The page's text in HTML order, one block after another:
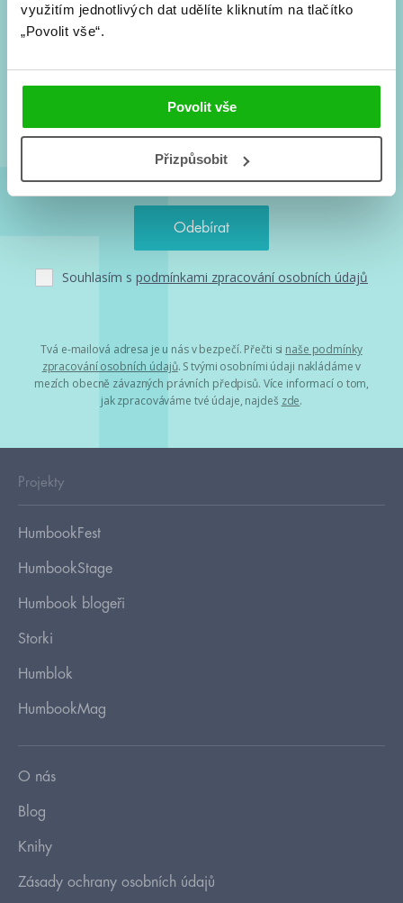
využitím jednotlivých dat udělíte kliknutím na tlačítko
„Povolit vše“.
Povolit vše
Přizpůsobit
#HumbookNews
Souhlasím s podmínkami zpracování osobních údajů
Tvá e-mailová adresa je u nás v bezpečí. Přečti si naše podmínky
zpracování osobních údajů. S tvými osobními údaji nakládáme v
mezích obecně závazných právních předpisů. Více informací o tom,
jak zpracováváme tvé údaje, najdeš zde.
Projekty
HumbookFest
HumbookStage
Humbook blogeři
Storki
Humblok
HumbookMag
O nás
Blog
Knihy
Zásady ochrany osobních údajů